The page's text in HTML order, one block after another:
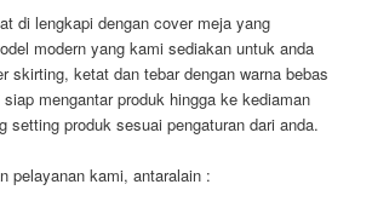
di lengkapi dengan cover meja yang
modern yang kami sediakan untuk anda
skirting, ketat dan tebar dengan warna bebas
mengantar produk hingga ke kediaman
setting produk sesuai pengaturan dari anda.
pelayanan kami, antaralain :